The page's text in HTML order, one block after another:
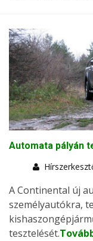
Automata pályán
A Continental új
személyautókra,
tesztelését.